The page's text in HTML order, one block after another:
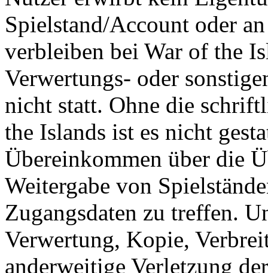
Spielstand/Account oder
verbleiben bei War of the
Verwertungs- oder
nicht statt. Ohne die
the Islands ist es nicht
Übereinkommen über die
Weitergabe von
Zugangsdaten zu treffen.
Verwertung, Kopie,
anderweitige Verletzung